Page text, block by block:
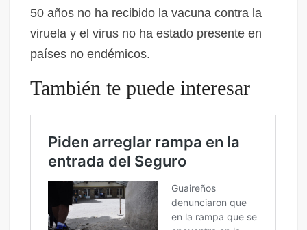
50 años no ha recibido la vacuna contra la
viruela y el virus no ha estado presente en
países no endémicos.
También te puede interesar